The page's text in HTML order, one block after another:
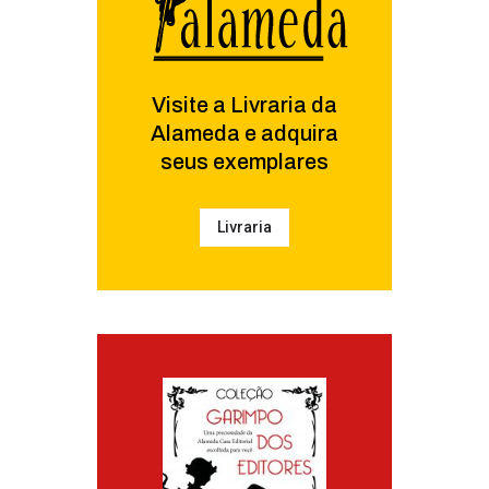
Visite a Livraria da
Alameda e adquira
seus exemplares
Livraria